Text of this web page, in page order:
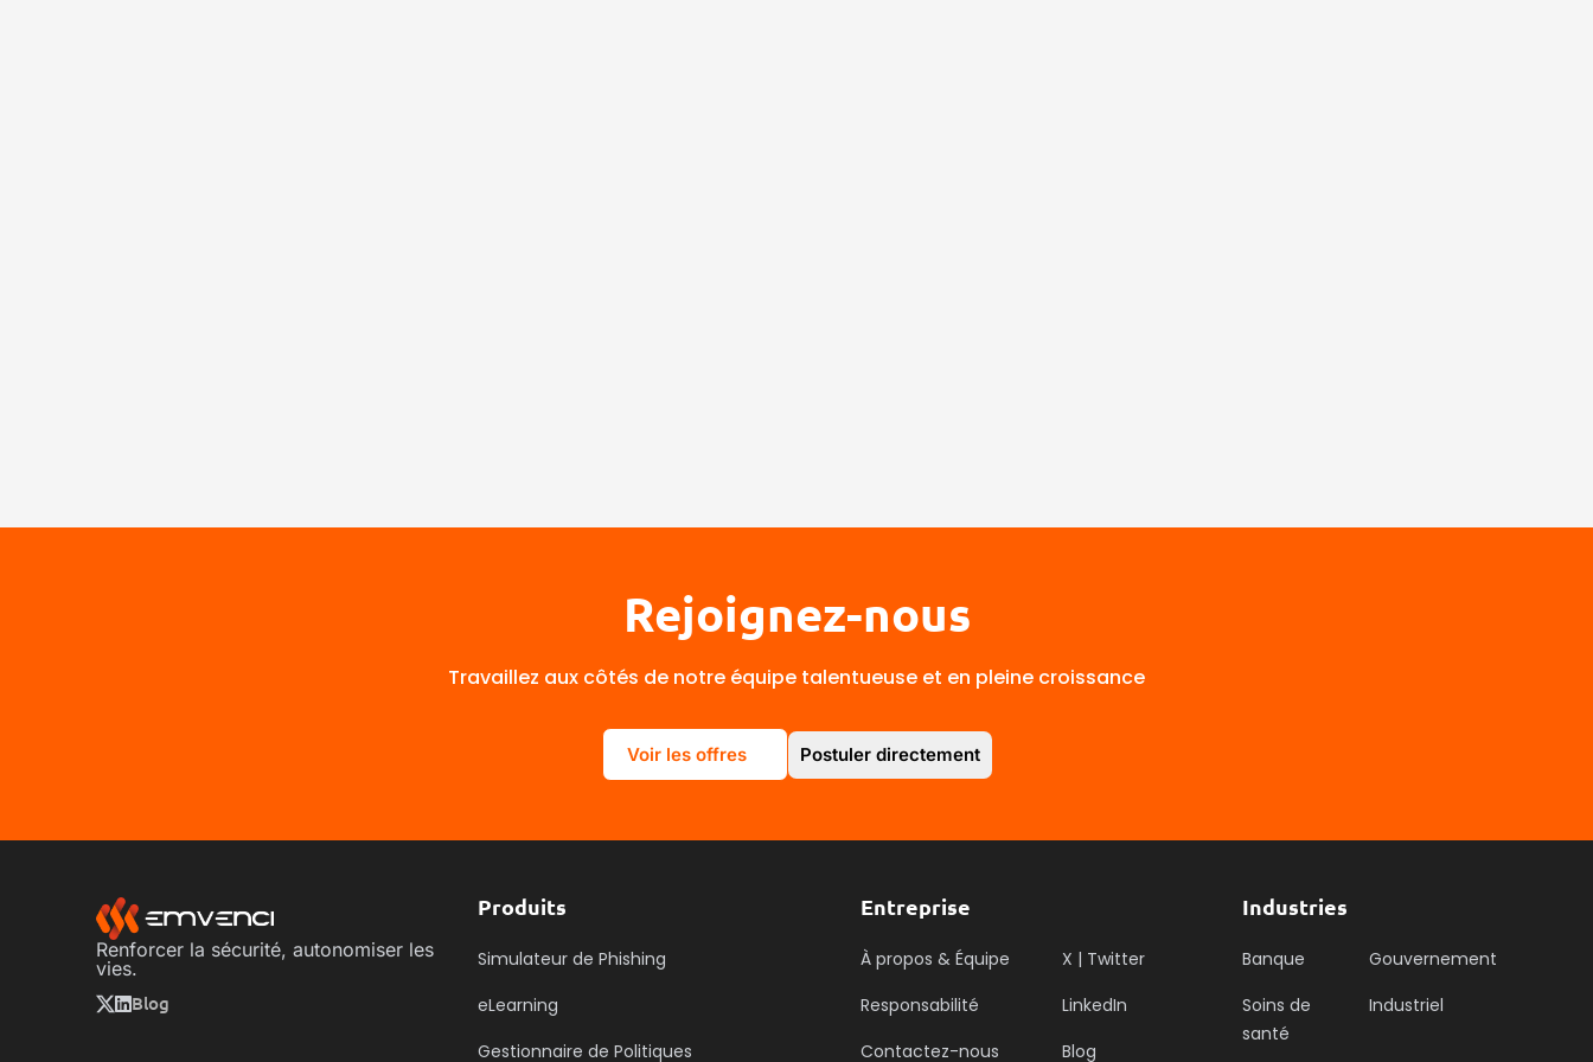
Rejoignez-nous
Travaillez aux côtés de notre équipe talentueuse et en pleine croissance
Voir les offres Postuler directement
Renforcer la sécurité, autonomiser les
vies.
Blog
Produits
Simulateur de Phishing
eLearning
Gestionnaire de Politiques
Entreprise
À propos & Équipe
Responsabilité
Contactez-nous
X | Twitter
LinkedIn
Blog
Industries
Banque
Soins de
santé
Gouvernement
Industriel